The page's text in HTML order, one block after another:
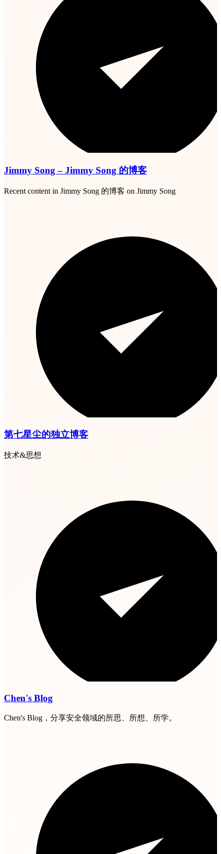
Jimmy Song – Jimmy Song 的博客
Recent content in Jimmy Song 的博客 on Jimmy Song
第七星尘的独立博客
技术&思想
Chen's Blog
Chen's Blog，分享安全领域的所思、所想、所学。